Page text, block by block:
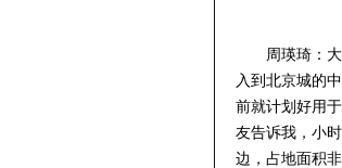
周瑛琦：
入到北京城的
前就计划好用
友告诉我，小
边，占地面积